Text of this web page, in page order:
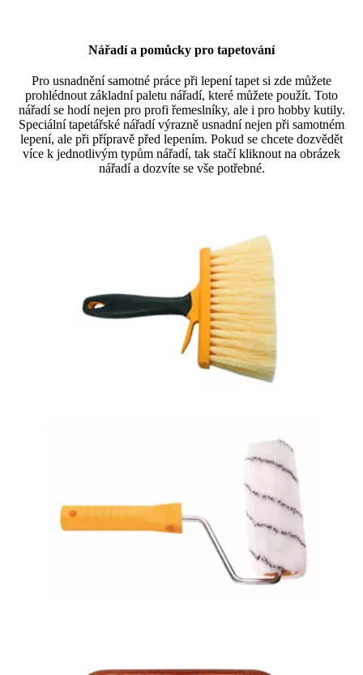
Nářadí a pomůcky pro tapetování
Pro usnadnění samotné práce při lepení tapet si zde můžete
prohlédnout základní paletu nářadí, které můžete použít. Toto
nářadí se hodí nejen pro profi řemeslníky, ale i pro hobby kutily.
Speciální tapetářské nářadí výrazně usnadní nejen při samotném
lepení, ale při přípravě před lepením. Pokud se chcete dozvědět
více k jednotlivým typům nářadí, tak stačí kliknout na obrázek
nářadí a dozvíte se vše potřebné.